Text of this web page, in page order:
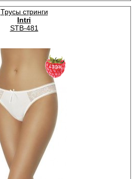
Трусы стринги
Intri
STB-481
−70%